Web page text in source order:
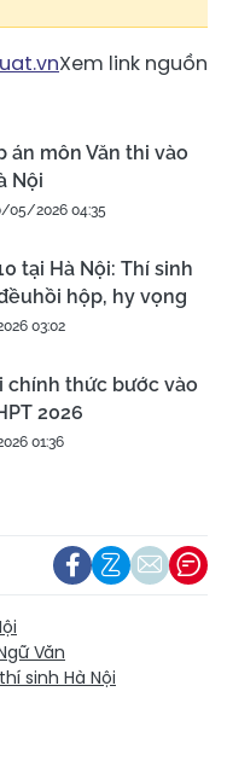
Xem link nguồn
án môn Văn thi vào
Nội
05/2026 04:35
tại Hà Nội: Thí sinh
hộp, hy vọng
03:02
chính thức bước vào
2026
01:36
Văn
sinh Hà Nội